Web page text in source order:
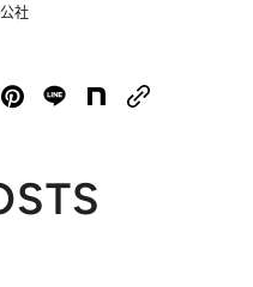
社